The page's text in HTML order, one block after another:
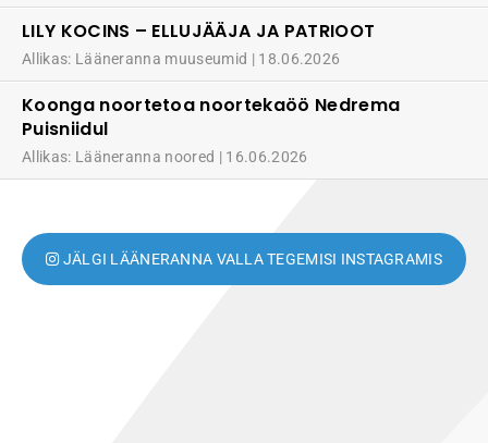
LILY KOCINS – ELLUJÄÄJA JA PATRIOOT
Allikas: Lääneranna muuseumid 18.06.2026
Koonga noortetoa noortekaöö Nedrema
Puisniidul
Allikas: Lääneranna noored 16.06.2026
JÄLGI LÄÄNERANNA VALLA TEGEMISI INSTAGRAMIS